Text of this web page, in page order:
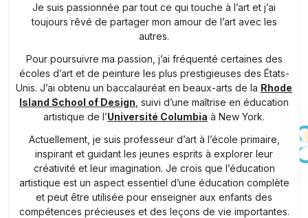
Je suis passionnée par tout ce qui touche à l’art et j’ai
toujours rêvé de partager mon amour de l’art avec les
autres.
Pour poursuivre ma passion, j’ai fréquenté certaines des
écoles d’art et de peinture les plus prestigieuses des États-
Unis. J’ai obtenu un baccalauréat en beaux-arts de la Rhode
Island School of Design , suivi d’une maîtrise en éducation
artistique de l’Université Columbia à New York.
Actuellement, je suis professeur d’art à l’école primaire,
inspirant et guidant les jeunes esprits à explorer leur
créativité et leur imagination. Je crois que l’éducation
artistique est un aspect essentiel d’une éducation complète
et peut être utilisée pour enseigner aux enfants des
compétences précieuses et des leçons de vie importantes.